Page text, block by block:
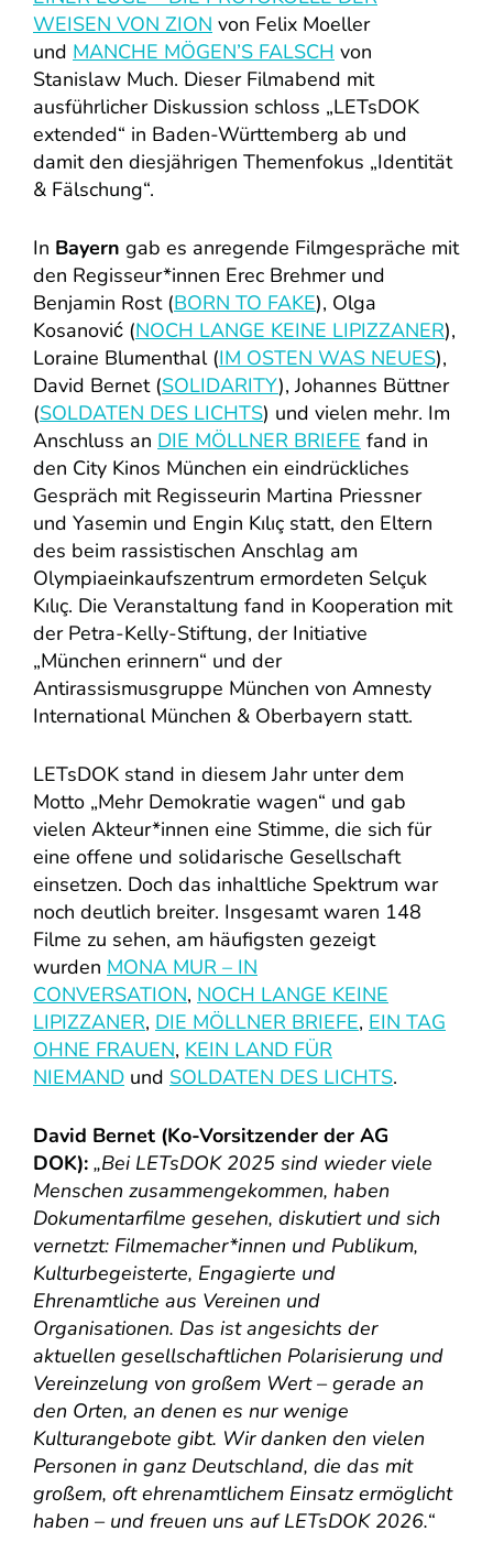
WEISEN VON ZION von Felix Moeller
und MANCHE MÖGEN’S FALSCH von
Stanislaw Much. Dieser Filmabend mit
ausführlicher Diskussion schloss „LETsDOK
extended“ in Baden-Württemberg ab und
damit den diesjährigen Themenfokus „Identität
& Fälschung“.
In Bayern gab es anregende Filmgespräche mit
den Regisseur*innen Erec Brehmer und
Benjamin Rost (BORN TO FAKE), Olga
Kosanović (NOCH LANGE KEINE LIPIZZANER),
Loraine Blumenthal (IM OSTEN WAS NEUES),
David Bernet (SOLIDARITY), Johannes Büttner
(SOLDATEN DES LICHTS) und vielen mehr. Im
Anschluss an DIE MÖLLNER BRIEFE fand in
den City Kinos München ein eindrückliches
Gespräch mit Regisseurin Martina Priessner
und Yasemin und Engin Kılıç statt, den Eltern
des beim rassistischen Anschlag am
Olympiaeinkaufszentrum ermordeten Selçuk
Kılıç. Die Veranstaltung fand in Kooperation mit
der Petra-Kelly-Stiftung, der Initiative
„München erinnern“ und der
Antirassismusgruppe München von Amnesty
International München & Oberbayern statt.
LETsDOK stand in diesem Jahr unter dem
Motto „Mehr Demokratie wagen“ und gab
vielen Akteur*innen eine Stimme, die sich für
eine offene und solidarische Gesellschaft
einsetzen. Doch das inhaltliche Spektrum war
noch deutlich breiter. Insgesamt waren 148
Filme zu sehen, am häufigsten gezeigt
wurden MONA MUR – IN
CONVERSATION, NOCH LANGE KEINE
LIPIZZANER, DIE MÖLLNER BRIEFE, EIN TAG
OHNE FRAUEN, KEIN LAND FÜR
NIEMAND und SOLDATEN DES LICHTS.
David Bernet (Ko-Vorsitzender der AG
DOK): „Bei LETsDOK 2025 sind wieder viele
Menschen zusammengekommen, haben
Dokumentarfilme gesehen, diskutiert und sich
vernetzt: Filmemacher*innen und Publikum,
Kulturbegeisterte, Engagierte und
Ehrenamtliche aus Vereinen und
Organisationen. Das ist angesichts der
aktuellen gesellschaftlichen Polarisierung und
Vereinzelung von großem Wert – gerade an
den Orten, an denen es nur wenige
Kulturangebote gibt. Wir danken den vielen
Personen in ganz Deutschland, die das mit
großem, oft ehrenamtlichem Einsatz ermöglicht
haben – und freuen uns auf LETsDOK 2026.“